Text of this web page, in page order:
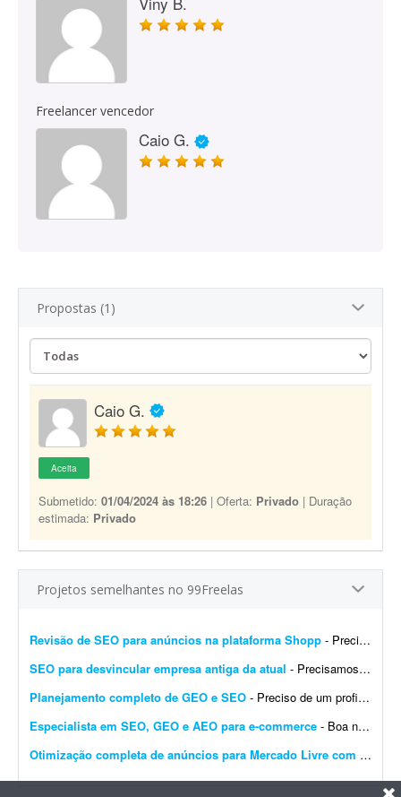
Freelancer vencedor
Caio G.
Propostas (1)
Caio G.
Aceita
Submetido: 01/04/2024 às 18:26 | Oferta: Privado | Duração
estimada: Privado
Projetos semelhantes no 99Freelas
Revisão de SEO para anúncios na plataforma Shopp - Preciso de um profissional com experiência em SEO para a plataforma Shopp, que utilize as melhores ferramentas para revisar 12 anúncios já prontos. O trabalho consiste em revis...
SEO para desvincular empresa antiga da atual - Precisamos de um especialista em SEO para nos ajudar, junto a um cliente, a corrigir ou desvincular uma empresa antiga da empresa atual. Ao buscar pelo nome dessa antiga empresa no Google, aparece ...
Planejamento completo de GEO e SEO - Preciso de um profissional com entendimento de SEO e GEO para análise completa da minha marca online. A entrega deverá ser um planejamento estratégico completo, com pontos de a...
Especialista em SEO, GEO e AEO para e-commerce - Boa noite. Estou em busca de um profissional que seja especialista em SEO, GEO e AEO para realizar um trabalho no meu site de e-commerce. O objetivo é aperfeiçoar o SEO do site e posi...
Otimização completa de anúncios para Mercado Livre com qualidade 100%